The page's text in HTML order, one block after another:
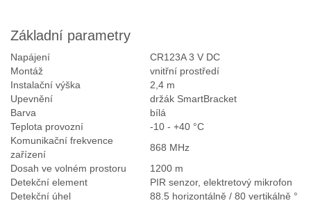
Základní parametry
Napájení
CR123A 3 V DC
Montáž
vnitřní prostředí
Instalační výška
2,4 m
Upevnění
držák SmartBracket
Barva
bílá
Teplota provozní
-10 - +40 °C
Komunikační frekvence
zařízení
868 MHz
Dosah ve volném prostoru
1200 m
Detekční element
PIR senzor, elektretový mikrofon
Detekční úhel
88.5 horizontálně / 80 vertikálně °